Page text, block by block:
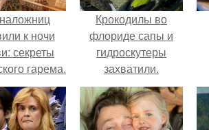
к ночи
секреты
гарема.
Крокодилы во
флориде сапы и
гидроскутеры
захватили.